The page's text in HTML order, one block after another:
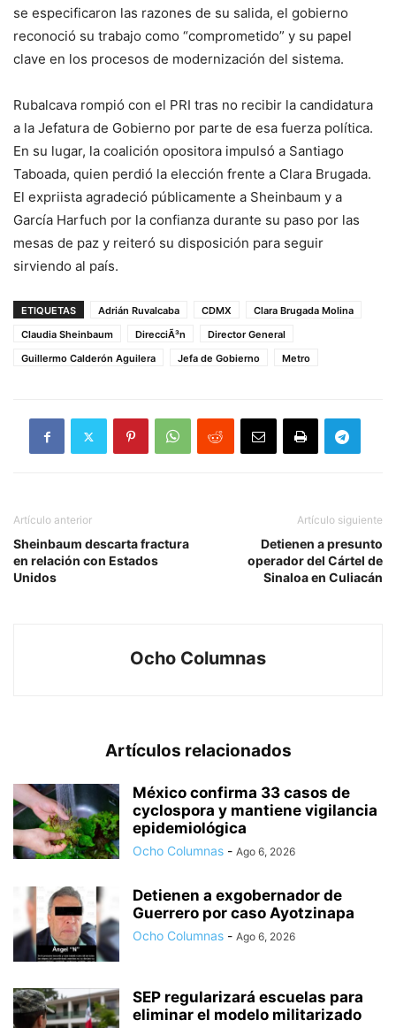
se especificaron las razones de su salida, el gobierno
reconoció su trabajo como “comprometido” y su papel
clave en los procesos de modernización del sistema.
Rubalcava rompió con el PRI tras no recibir la candidatura
a la Jefatura de Gobierno por parte de esa fuerza política.
En su lugar, la coalición opositora impulsó a Santiago
Taboada, quien perdió la elección frente a Clara Brugada.
El expriista agradeció públicamente a Sheinbaum y a
García Harfuch por la confianza durante su paso por las
mesas de paz y reiteró su disposición para seguir
sirviendo al país.
ETIQUETAS Adrián Ruvalcaba CDMX
Clara Brugada Molina
Claudia Sheinbaum
DirecciÃ³n
Director General
Guillermo Calderón Aguilera
Jefa de Gobierno Metro
Artículo anterior
Sheinbaum descarta fractura
en relación con Estados
Unidos
Artículo siguiente
Detienen a presunto
operador del Cártel de
Sinaloa en Culiacán
Ocho Columnas
Artículos relacionados
México confirma 33 casos de
cyclospora y mantiene vigilancia
epidemiológica
Ocho Columnas - Ago 6, 2026
Detienen a exgobernador de
Guerrero por caso Ayotzinapa
Ocho Columnas - Ago 6, 2026
SEP regularizará escuelas para
eliminar el modelo militarizado